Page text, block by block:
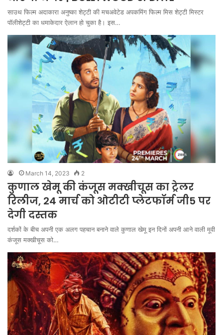
साउथ फिल्म अदाकारा अनुष्का शेट्टी की मचअवेटेड अपकमिंग फिल्म मिस शेट्टी मिस्टर
पॉलीशेट्टी का धमाकेदार ऐलान हो चुका है। इस…
March 14, 2023 2
कुणाल खेमू की कंजूस मक्खीचूस का ट्रेलर
रिलीज, 24 मार्च को ओटीटी प्लेटफॉर्म जी5 पर
देगी दस्तक
दर्शकों के बीच अपनी एक अलग पहचान बनाने वाले कुणाल खेमू इन दिनों अपनी आने वाली मूवी
कंजूस मक्खीचूस को…